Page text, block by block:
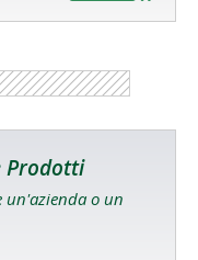
Prodotti
un'azienda o un